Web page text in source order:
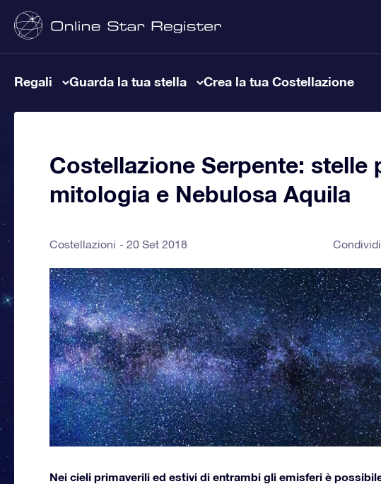
Regali Guarda la tua stella Crea la tua Costellazione
Costellazione Serpente: stelle
mitologia e Nebulosa Aquila
Costellazioni 20 Set 2018
Nei cieli primaverili ed estivi di entrambi gli emisferi è